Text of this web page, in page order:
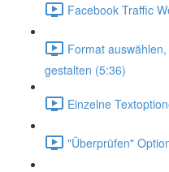
Facebook Traffic
Format
gestalten (5:36)
Einzelne
"Überprüfen"